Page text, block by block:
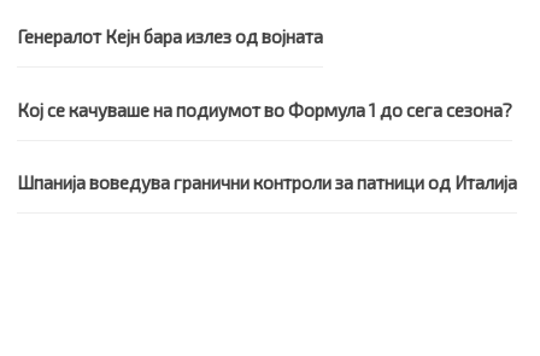
Генералот Кејн бара излез од војната
Кој се качуваше на подиумот во Формула 1 до сега сезона?
Шпанија воведува гранични контроли за патници од Италија